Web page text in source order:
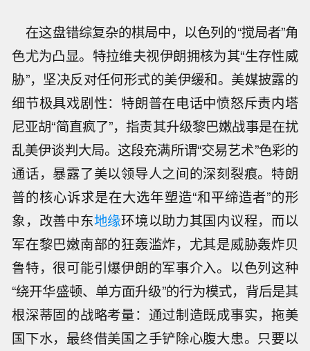
在这盘错综复杂的棋局中，以色列的“搅局者”角
色尤为凸显。特拉维夫视伊朗拥核为其“生存性威
胁”，坚决反对任何形式的美伊缓和。美媒披露的
细节极具戏剧性：特朗普在电话中愤怒斥责内塔
尼亚胡“简直疯了”，指责其升级黎巴嫩战事是在扰
乱美伊谈判大局。这段充满所谓“交易艺术”色彩的
通话，暴露了美以领导人之间的深刻裂痕。特朗
普的核心诉求是在大选年塑造“和平缔造者”的形
象，改善中东地缘环境以助力其国内议程，而以
军在黎巴嫩南部的狂轰滥炸，尤其是威胁轰炸贝
鲁特，很可能引爆伊朗的军事介入。以色列这种
“绕开华盛顿、单方面升级”的行为模式，背后是其
根深蒂固的战略考量：通过制造既成事实，拖美
国下水，最终借美国之手铲除心腹大患。只要以